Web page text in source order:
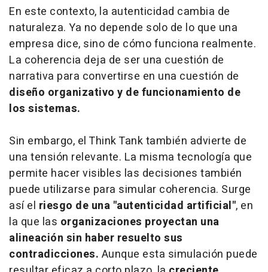
En este contexto, la autenticidad cambia de
naturaleza. Ya no depende solo de lo que una
empresa dice, sino de cómo funciona realmente.
La coherencia deja de ser una cuestión de
narrativa para convertirse en una cuestión de
diseño organizativo y de funcionamiento de
los sistemas.
Sin embargo, el Think Tank también advierte de
una tensión relevante. La misma tecnología que
permite hacer visibles las decisiones también
puede utilizarse para simular coherencia. Surge
así el riesgo de una "autenticidad artificial", en
la que las organizaciones proyectan una
alineación sin haber resuelto sus
contradicciones. Aunque esta simulación puede